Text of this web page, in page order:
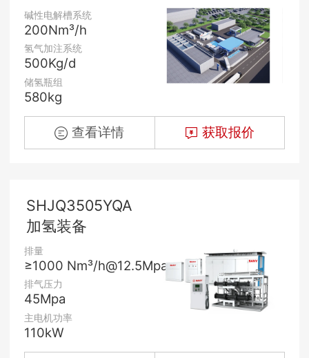
碱性电解槽系统
200Nm³/h
氢气加注系统
500Kg/d
储氢瓶组
580kg
查看详情 获取报价
SHJQ3505YQA
加氢装备
排量
≥1000 Nm³/h@12.5Mpa
排气压力
45Mpa
主电机功率
110kW